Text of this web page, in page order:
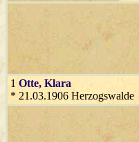
1 Otte, Klara
* 21.03.1906 Herzogswalde